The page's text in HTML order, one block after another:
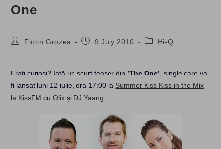
One
PostFlorin Grozea
Post9 July 2010
PostHi-Q
Erați curioși? Iată un scurt teaser din ’The One’ , single care va
fi lansat luni 12 iulie, ora 17:00 la Summer Kiss Kiss in the Mix
la KissFM cuOlix și DJ Yaang